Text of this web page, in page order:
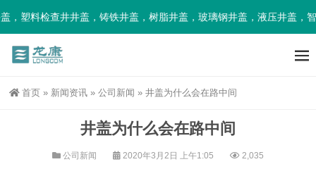
料检查井井盖，铸铁井盖，树脂井盖，玻璃钢井盖，液压井盖，智
首页 » 新闻资讯 » 公司新闻 » 井盖为什么会在路中间
井盖为什么会在路中间
公司新闻 2020年3月2日 上午1:05 2,035